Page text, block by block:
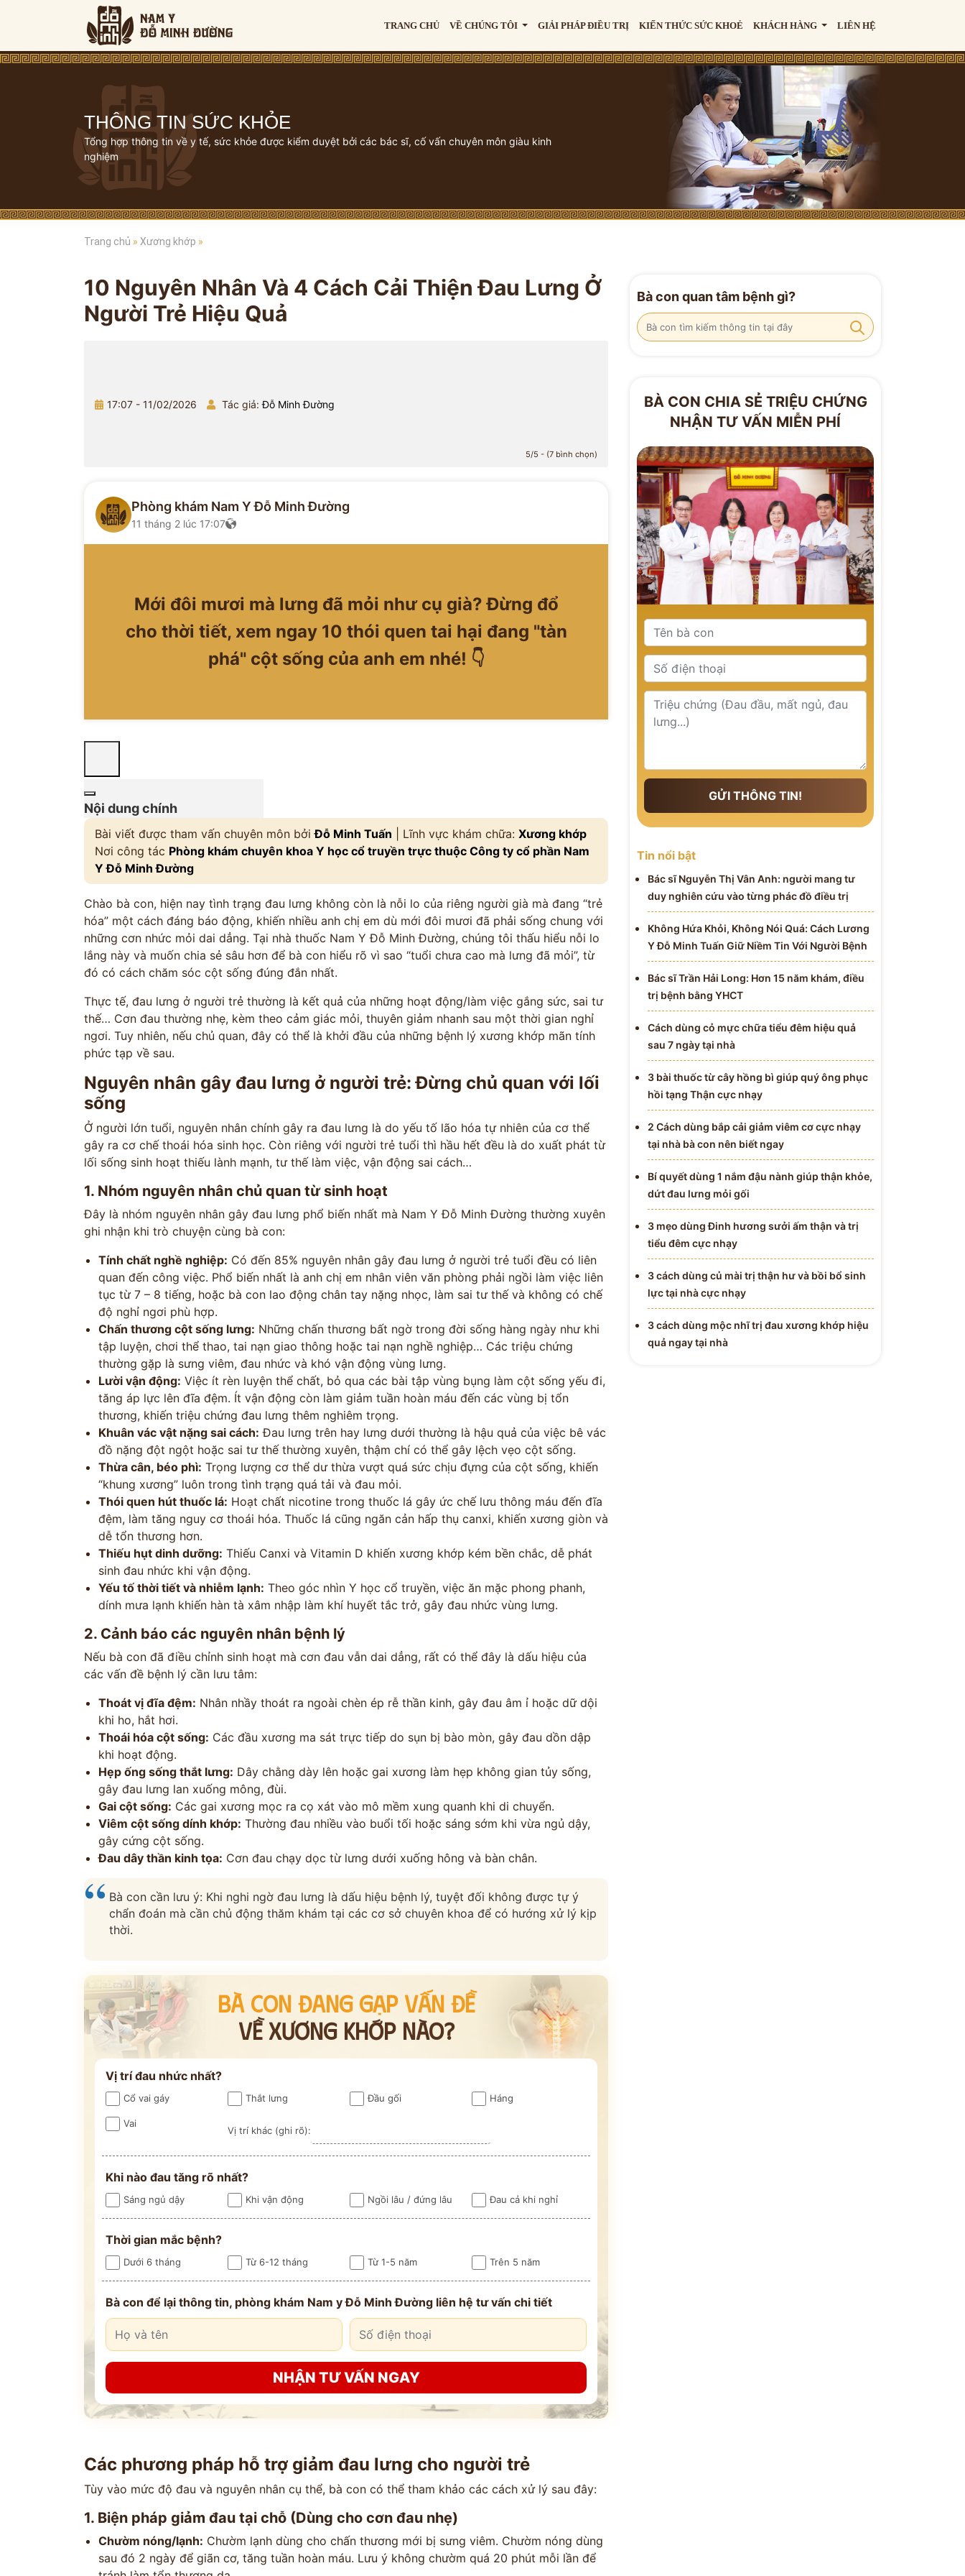
TRANG CHỦ VỀ CHÚNG TÔI GIẢI PHÁP ĐIỀU TRỊ KIẾN THỨC SỨC KHOẺ KHÁCH HÀNG LIÊN HỆ
THÔNG TIN SỨC KHỎE
Tổng hợp thông tin về y tế, sức khỏe được kiểm duyệt bởi các bác sĩ, cố vấn chuyên môn giàu kinh
nghiệm
Trang chủ » Xương khớp »
10 Nguyên Nhân Và 4 Cách Cải Thiện Đau Lưng Ở
Người Trẻ Hiệu Quả
17:07 - 11/02/2026 Tác giả:Đỗ Minh Đường
5/5 - (7 bình chọn)
Phòng khám Nam Y Đỗ Minh Đường
11 tháng 2 lúc 17:07
Mới đôi mươi mà lưng đã mỏi như cụ già? Đừng đổ
cho thời tiết, xem ngay 10 thói quen tai hại đang "tàn
phá" cột sống của anh em nhé! 👇
Nội dung chính
Bài viết được tham vấn chuyên môn bởiĐỗ Minh Tuấn | Lĩnh vực khám chữa: Xương khớp
Nơi công tác Phòng khám chuyên khoa Y học cổ truyền trực thuộc Công ty cổ phần Nam
Y Đỗ Minh Đường
Chào bà con, hiện nay tình trạng đau lưng không còn là nỗi lo của riêng người già mà đang “trẻ
hóa” một cách đáng báo động, khiến nhiều anh chị em dù mới đôi mươi đã phải sống chung với
những cơn nhức mỏi dai dẳng. Tại nhà thuốc Nam Y Đỗ Minh Đường, chúng tôi thấu hiểu nỗi lo
lắng này và muốn chia sẻ sâu hơn để bà con hiểu rõ vì sao “tuổi chưa cao mà lưng đã mỏi”, từ
đó có cách chăm sóc cột sống đúng đắn nhất.
Thực tế, đau lưng ở người trẻ thường là kết quả của những hoạt động/làm việc gắng sức, sai tư
thế… Cơn đau thường nhẹ, kèm theo cảm giác mỏi, thuyên giảm nhanh sau một thời gian nghỉ
ngơi. Tuy nhiên, nếu chủ quan, đây có thể là khởi đầu của những bệnh lý xương khớp mãn tính
phức tạp về sau.
Nguyên nhân gây đau lưng ở người trẻ: Đừng chủ quan với lối
sống
Ở người lớn tuổi, nguyên nhân chính gây ra đau lưng là do yếu tố lão hóa tự nhiên của cơ thể
gây ra cơ chế thoái hóa sinh học. Còn riêng với người trẻ tuổi thì hầu hết đều là do xuất phát từ
lối sống sinh hoạt thiếu lành mạnh, tư thế làm việc, vận động sai cách…
1. Nhóm nguyên nhân chủ quan từ sinh hoạt
Đây là nhóm nguyên nhân gây đau lưng phổ biến nhất mà Nam Y Đỗ Minh Đường thường xuyên
ghi nhận khi trò chuyện cùng bà con:
Tính chất nghề nghiệp: Có đến 85% nguyên nhân gây đau lưng ở người trẻ tuổi đều có liên
quan đến công việc. Phổ biến nhất là anh chị em nhân viên văn phòng phải ngồi làm việc liên
tục từ 7 – 8 tiếng, hoặc bà con lao động chân tay nặng nhọc, làm sai tư thế và không có chế
độ nghỉ ngơi phù hợp.
Chấn thương cột sống lưng: Những chấn thương bất ngờ trong đời sống hàng ngày như khi
tập luyện, chơi thể thao, tai nạn giao thông hoặc tai nạn nghề nghiệp… Các triệu chứng
thường gặp là sưng viêm, đau nhức và khó vận động vùng lưng.
Lười vận động: Việc ít rèn luyện thể chất, bỏ qua các bài tập vùng bụng làm cột sống yếu đi,
tăng áp lực lên đĩa đệm. Ít vận động còn làm giảm tuần hoàn máu đến các vùng bị tổn
thương, khiến triệu chứng đau lưng thêm nghiêm trọng.
Khuân vác vật nặng sai cách: Đau lưng trên hay lưng dưới thường là hậu quả của việc bê vác
đồ nặng đột ngột hoặc sai tư thế thường xuyên, thậm chí có thể gây lệch vẹo cột sống.
Thừa cân, béo phì: Trọng lượng cơ thể dư thừa vượt quá sức chịu đựng của cột sống, khiến
“khung xương” luôn trong tình trạng quá tải và đau mỏi.
Thói quen hút thuốc lá: Hoạt chất nicotine trong thuốc lá gây ức chế lưu thông máu đến đĩa
đệm, làm tăng nguy cơ thoái hóa. Thuốc lá cũng ngăn cản hấp thụ canxi, khiến xương giòn và
dễ tổn thương hơn.
Thiếu hụt dinh dưỡng: Thiếu Canxi và Vitamin D khiến xương khớp kém bền chắc, dễ phát
sinh đau nhức khi vận động.
Yếu tố thời tiết và nhiễm lạnh: Theo góc nhìn Y học cổ truyền, việc ăn mặc phong phanh,
dính mưa lạnh khiến hàn tà xâm nhập làm khí huyết tắc trở, gây đau nhức vùng lưng.
2. Cảnh báo các nguyên nhân bệnh lý
Nếu bà con đã điều chỉnh sinh hoạt mà cơn đau vẫn dai dẳng, rất có thể đây là dấu hiệu của
các vấn đề bệnh lý cần lưu tâm:
Thoát vị đĩa đệm: Nhân nhầy thoát ra ngoài chèn ép rễ thần kinh, gây đau âm ỉ hoặc dữ dội
khi ho, hắt hơi.
Thoái hóa cột sống: Các đầu xương ma sát trực tiếp do sụn bị bào mòn, gây đau dồn dập
khi hoạt động.
Hẹp ống sống thắt lưng: Dây chằng dày lên hoặc gai xương làm hẹp không gian tủy sống,
gây đau lưng lan xuống mông, đùi.
Gai cột sống: Các gai xương mọc ra cọ xát vào mô mềm xung quanh khi di chuyển.
Viêm cột sống dính khớp: Thường đau nhiều vào buổi tối hoặc sáng sớm khi vừa ngủ dậy,
gây cứng cột sống.
Đau dây thần kinh tọa: Cơn đau chạy dọc từ lưng dưới xuống hông và bàn chân.
Bà con cần lưu ý: Khi nghi ngờ đau lưng là dấu hiệu bệnh lý, tuyệt đối không được tự ý
chẩn đoán mà cần chủ động thăm khám tại các cơ sở chuyên khoa để có hướng xử lý kịp
thời.
BÀ CON ĐANG GẶP VẤN ĐỀ
VỀ XƯƠNG KHỚP NÀO?
Vị trí đau nhức nhất?
Cổ vai gáy Thắt lưng Đầu gối Háng
Vai
Vị trí khác (ghi rõ):
Khi nào đau tăng rõ nhất?
Sáng ngủ dậy Khi vận động Ngồi lâu / đứng lâu Đau cả khi nghỉ
Thời gian mắc bệnh?
Dưới 6 tháng Từ 6-12 tháng Từ 1-5 năm Trên 5 năm
Bà con để lại thông tin, phòng khám Nam y Đỗ Minh Đường liên hệ tư vấn chi tiết
NHẬN TƯ VẤN NGAY
Các phương pháp hỗ trợ giảm đau lưng cho người trẻ
Tùy vào mức độ đau và nguyên nhân cụ thể, bà con có thể tham khảo các cách xử lý sau đây:
1. Biện pháp giảm đau tại chỗ (Dùng cho cơn đau nhẹ)
Chườm nóng/lạnh: Chườm lạnh dùng cho chấn thương mới bị sưng viêm. Chườm nóng dùng
sau đó 2 ngày để giãn cơ, tăng tuần hoàn máu. Lưu ý không chườm quá 20 phút mỗi lần để
Bà con quan tâm bệnh gì?
BÀ CON CHIA SẺ TRIỆU CHỨNG
NHẬN TƯ VẤN MIỄN PHÍ
GỬI THÔNG TIN!
Tin nổi bật
Bác sĩ Nguyễn Thị Vân Anh: người mang tư
duy nghiên cứu vào từng phác đồ điều trị
Không Hứa Khỏi, Không Nói Quá: Cách Lương
Y Đỗ Minh Tuấn Giữ Niềm Tin Với Người Bệnh
Bác sĩ Trần Hải Long: Hơn 15 năm khám, điều
trị bệnh bằng YHCT
Cách dùng cỏ mực chữa tiểu đêm hiệu quả
sau 7 ngày tại nhà
3 bài thuốc từ cây hồng bì giúp quý ông phục
hồi tạng Thận cực nhạy
2 Cách dùng bắp cải giảm viêm cơ cực nhạy
tại nhà bà con nên biết ngay
Bí quyết dùng 1 nắm đậu nành giúp thận khỏe,
dứt đau lưng mỏi gối
3 mẹo dùng Đinh hương sưởi ấm thận và trị
tiểu đêm cực nhạy
3 cách dùng củ mài trị thận hư và bồi bổ sinh
lực tại nhà cực nhạy
3 cách dùng mộc nhĩ trị đau xương khớp hiệu
quả ngay tại nhà
ĐĂNG KÝ TƯ VẤN
THĂM KHÁM
CÙNG CHUYÊN GIA Y HỌC CỔ TRUYỀN
Bác sĩ >20 năm kinh
nghiệm
Phác đồ cá nhân hóa
theo thể trạng
Bảo mật thông tin tuyệt
đối
*
*
ĐĂNG KÝ ĐẾN KHÁM TRỰC TIẾP
Thông tin của bạn được bảo mật và chỉ sử dụng cho mục đích tư vấn.
ĐỖ MINH ĐƯỜNG
Kinh Nghiệm - Tận Tâm - Y Đức
HOTLINE TƯ VẤN
0962 167 835